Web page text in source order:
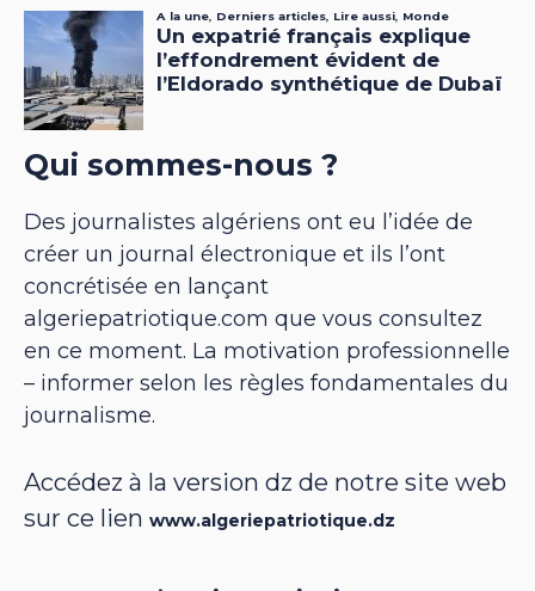
Qui sommes-nous ?
Des journalistes algériens ont eu l’idée de
créer un journal électronique et ils l’ont
concrétisée en lançant
algeriepatriotique.com que vous consultez
en ce moment. La motivation professionnelle
– informer selon les règles fondamentales du
journalisme.
Accédez à la version dz de notre site web
sur ce lien www.algeriepatriotique.dz